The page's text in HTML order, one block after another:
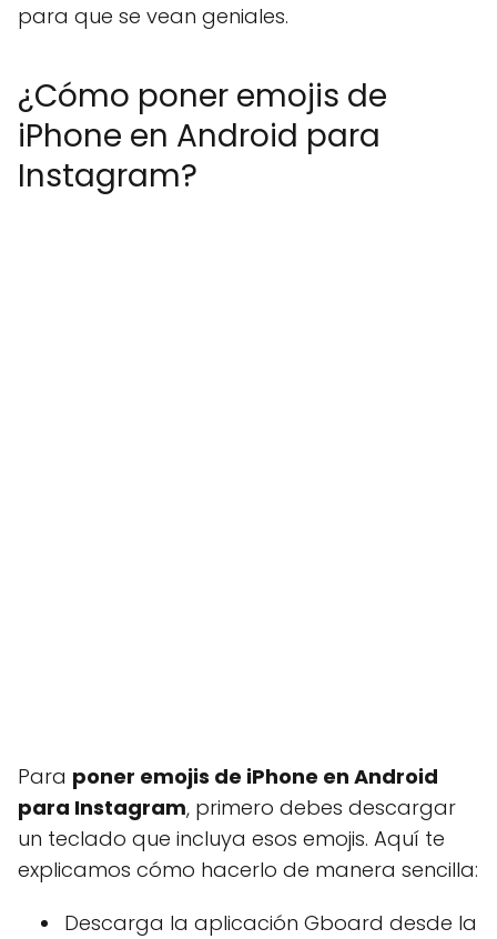
para que se vean geniales.
¿Cómo poner emojis de
iPhone en Android para
Instagram?
Para poner emojis de iPhone en Android
para Instagram, primero debes descargar
un teclado que incluya esos emojis. Aquí te
explicamos cómo hacerlo de manera sencilla:
Descarga la aplicación Gboard desde la